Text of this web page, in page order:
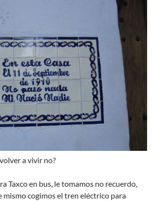
a vivir no?
Taxco en bus, le tomamos no recuerdo,
mismo cogimos el tren eléctrico para